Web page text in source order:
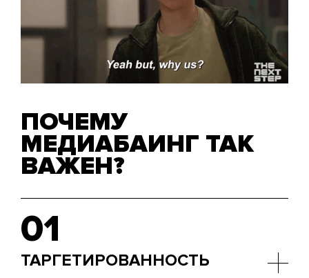
ПОЧЕМУ
МЕДИАБАИНГ ТАК
ВАЖЕН?
01
ТАРГЕТИРОВАННОСТЬ